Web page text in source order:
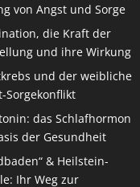
von Angst und Sorge
die Kraft der
und ihre Wirkung
und der weibliche
Sorgekonflikt
das Schlafhormon
der Gesundheit
& Heilstein-
Ihr Weg zur